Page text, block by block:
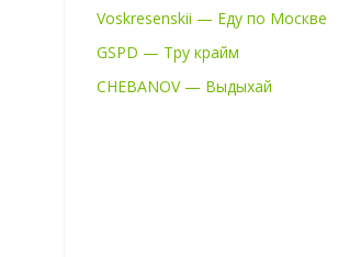
Voskresenskii — Еду по Москве
GSPD — Тру крайм
CHEBANOV — Выдыхай